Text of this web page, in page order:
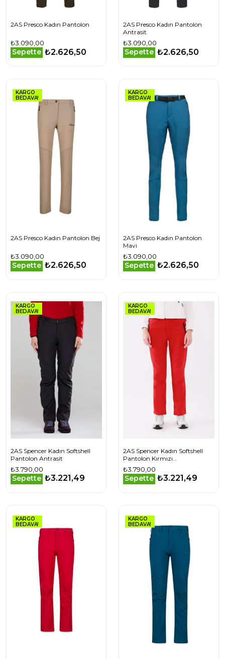
2AS Presco Kadın Pantolon
₺3.090,00
Sepette ₺2.626,50
2AS Presco Kadın Pantolon
Antrasit
₺3.090,00
Sepette ₺2.626,50
KARGO
BEDAVA!
2AS Presco Kadın Pantolon Bej
₺3.090,00
Sepette ₺2.626,50
KARGO
BEDAVA!
2AS Presco Kadın Pantolon
Mavi
₺3.090,00
Sepette ₺2.626,50
KARGO
BEDAVA!
2AS Spencer Kadın Softshell
Pantolon Antrasit
₺3.790,00
Sepette ₺3.221,49
KARGO
BEDAVA!
2AS Spencer Kadın Softshell
Pantolon Kırmızı
2ASSPENC0100115Q
₺3.790,00
Sepette ₺3.221,49
KARGO
BEDAVA!
KARGO
BEDAVA!